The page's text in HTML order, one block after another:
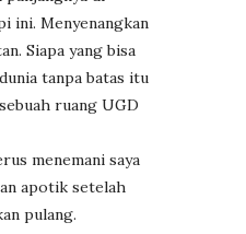
ini. Menyenangkan
Siapa yang bisa
tanpa batas itu
ruang UGD
menemani saya
apotik setelah
pulang.